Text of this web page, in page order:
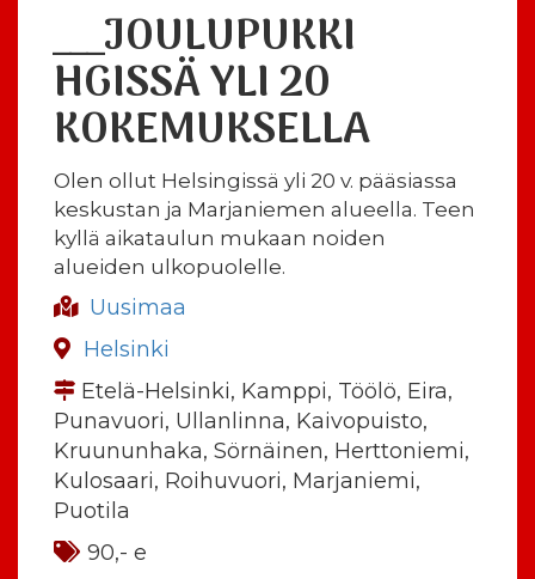
___JOULUPUKKI
HGISSÄ YLI 20
KOKEMUKSELLA
Olen ollut Helsingissä yli 20 v. pääsiassa
keskustan ja Marjaniemen alueella. Teen
kyllä aikataulun mukaan noiden
alueiden ulkopuolelle.
Uusimaa
Helsinki
Etelä-Helsinki, Kamppi, Töölö, Eira,
Punavuori, Ullanlinna, Kaivopuisto,
Kruununhaka, Sörnäinen, Herttoniemi,
Kulosaari, Roihuvuori, Marjaniemi,
Puotila
90,- e